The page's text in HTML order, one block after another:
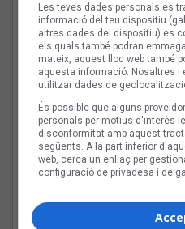
Les veus dels
català: Guillem
Herrero
Fins a finals d'agost,
grups i artistes catalans han
dels Països Catalans
Les teves dades personals es
informació del teu dispositiu
altres dades del dispositiu) es
els quals també podran
mateix, aquest lloc web també
aquesta informació. Nosaltres i
utilitzar dades de
És possible que alguns
personals per motius d'interès
disconformitat amb aquest
següents. A la part inferior
web, cerca un enllaç per
configuració de privadesa i de